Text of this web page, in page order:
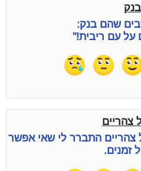
בנק
שהם בנק:
עם ריבית!"
צהריים
צהריים התברר לי שאי אפשר
זמנים.